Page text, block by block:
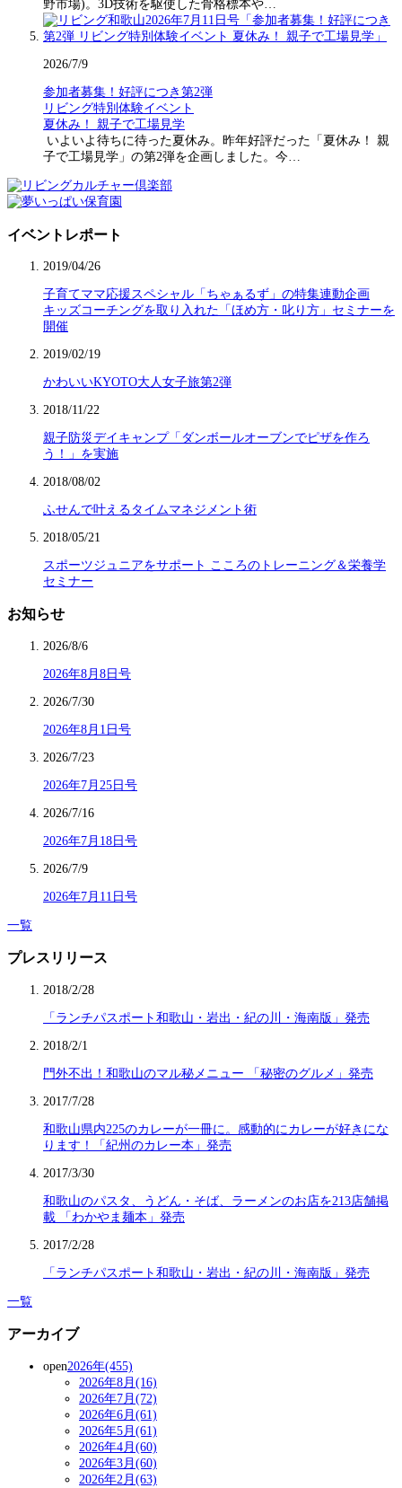
野市場)。3D技術を駆使した骨格標本や…
2026/7/9
参加者募集！好評につき第2弾
リビング特別体験イベント
夏休み！ 親子で工場見学
いよいよ待ちに待った夏休み。昨年好評だった「夏休み！ 親
子で工場見学」の第2弾を企画しました。今…
イベントレポート
2019/04/26
子育てママ応援スペシャル「ちゃぁるず」の特集連動企画
キッズコーチングを取り入れた「ほめ方・叱り方」セミナーを
開催
2019/02/19
かわいいKYOTO大人女子旅第2弾
2018/11/22
親子防災デイキャンプ「ダンボールオーブンでピザを作ろ
う！」を実施
2018/08/02
ふせんで叶えるタイムマネジメント術
2018/05/21
スポーツジュニアをサポート こころのトレーニング＆栄養学
セミナー
お知らせ
2026/8/6
2026年8月8日号
2026/7/30
2026年8月1日号
2026/7/23
2026年7月25日号
2026/7/16
2026年7月18日号
2026/7/9
2026年7月11日号
一覧
プレスリリース
2018/2/28
「ランチパスポート和歌山・岩出・紀の川・海南版」発売
2018/2/1
門外不出！和歌山のマル秘メニュー 「秘密のグルメ」発売
2017/7/28
和歌山県内225のカレーが一冊に。感動的にカレーが好きにな
ります！「紀州のカレー本」発売
2017/3/30
和歌山のパスタ、うどん・そば、ラーメンのお店を213店舗掲
載 「わかやま麺本」発売
2017/2/28
「ランチパスポート和歌山・岩出・紀の川・海南版」発売
一覧
アーカイブ
open2026年(455)
2026年8月(16)
2026年7月(72)
2026年6月(61)
2026年5月(61)
2026年4月(60)
2026年3月(60)
2026年2月(63)